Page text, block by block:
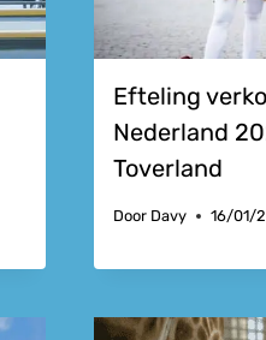
Efteling
Nederland
Toverland
Door Davy 16/01/